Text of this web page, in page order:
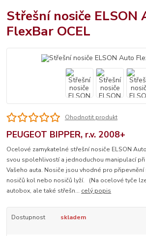
Střešní nosiče ELSON
FlexBar OCEL
Ohodnotit produkt
PEUGEOT BIPPER, r.v. 2008+
Ocelové zamykatelné střešní nosiče ELSON
svou spolehlivostí a jednoduchou manipulací
Vašeho auta. Nosiče jsou vhodné pro
nosičů kol nebo nosičů lyží. (Na ocelové tyče
autobox, ale také střešn... celý popis
Dostupnost skladem